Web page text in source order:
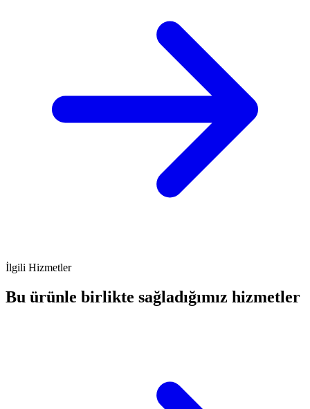
İlgili Hizmetler
Bu ürünle birlikte sağladığımız hizmetler